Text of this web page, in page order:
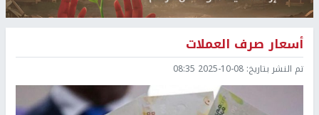
أسعار صرف العملات
تم النشر بتاريخ: 2025-10-08 08:35